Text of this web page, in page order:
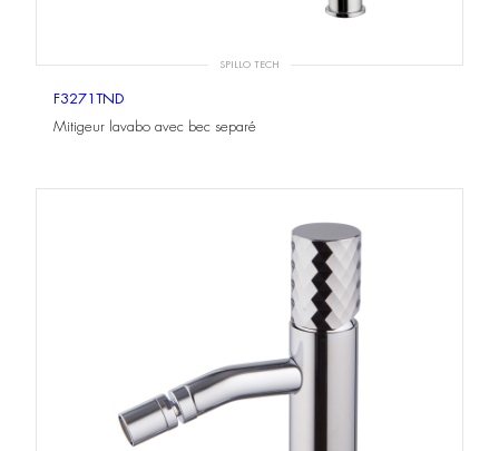
SPILLO TECH
F3271TND
Mitigeur lavabo avec bec separé